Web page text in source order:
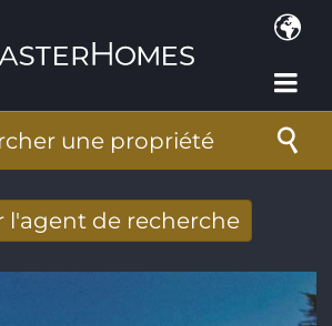
une propriété
l'agent de recherche
par Email